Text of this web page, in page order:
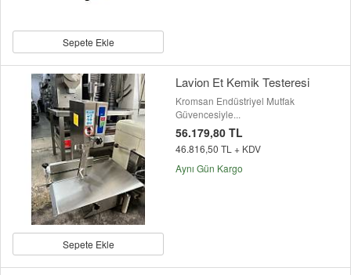
Sepete Ekle
Sepete Ekle
Lavion Et Kemik Testeresi
Kromsan Endüstriyel Mutfak
Güvencesiyle...
56.179,80 TL
46.816,50 TL + KDV
Aynı Gün Kargo